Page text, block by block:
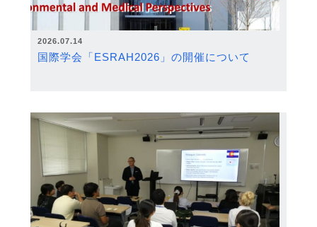
2026.07.14
国際学会「ESRAH2026」の開催について